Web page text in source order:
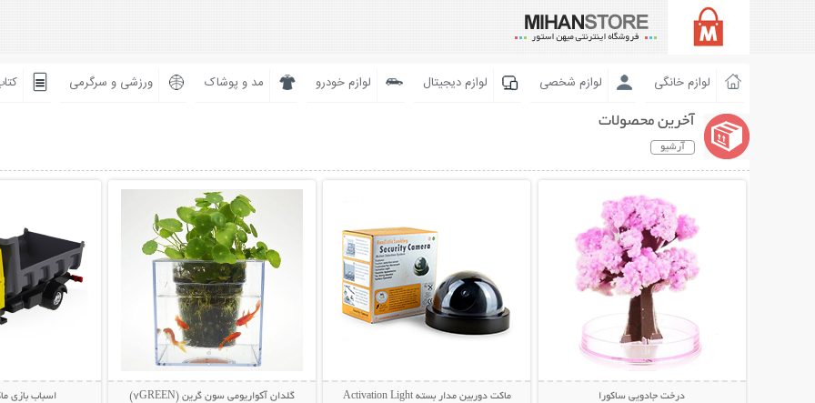
لوازم خانگی لوازم شخصی لوازم دیجیتال لوازم خودرو مد و پوشاک ورزشی و سرگرمی
آخرین محصولات
آرشیو
درخت جادویی ساکورا ماکت دوربین مدار بسته Activation Light گلدان آکواریومی سون گرین (7GREEN) اسباب بازی